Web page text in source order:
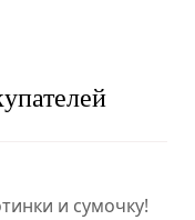
и сумочку!